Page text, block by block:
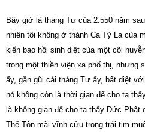
Bây giờ là tháng Tư của 2.550 năm
nhiên tôi không ở thành Ca Tỳ La của
kiến bao hồi sinh diệt của một cõi
trong một thiền viện xa phố thị, nhưng
ấy, gần gũi cái tháng Tư ấy, bất diệt
nó không còn là thời gian để cho ta
là không gian để cho ta thấy Đức
Thế Tôn mãi vĩnh cửu trong trái tim